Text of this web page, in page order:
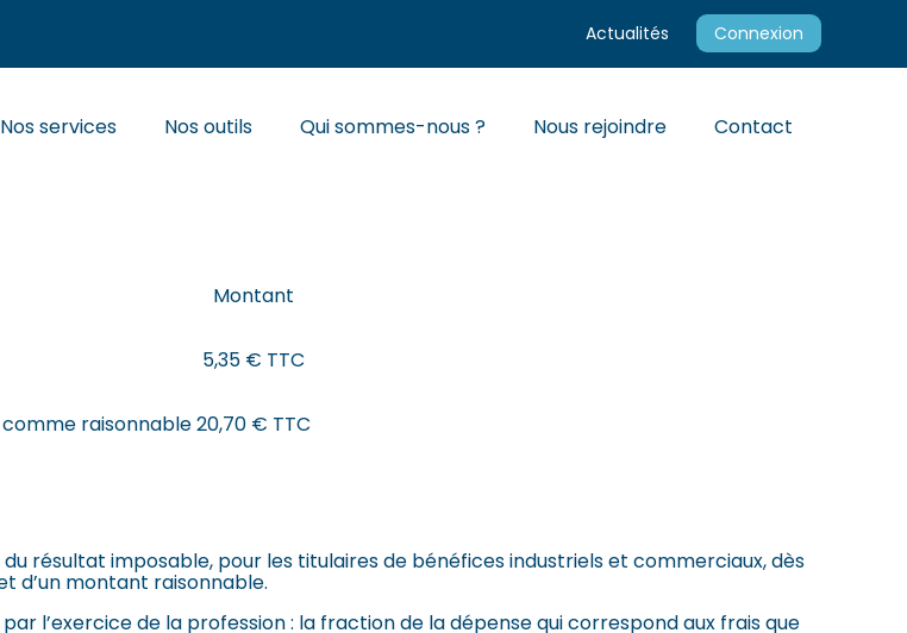
Actualités Connexion
Nos services Nos outils Qui sommes-nous ? Nous rejoindre Contact
Montant
5,35 € TTC
raisonnable20,70 € TTC
résultat imposable, pour les titulaires de bénéfices industriels et commerciaux, dès
d’un montant raisonnable.
l’exercice de la profession : la fraction de la dépense qui correspond aux frais que